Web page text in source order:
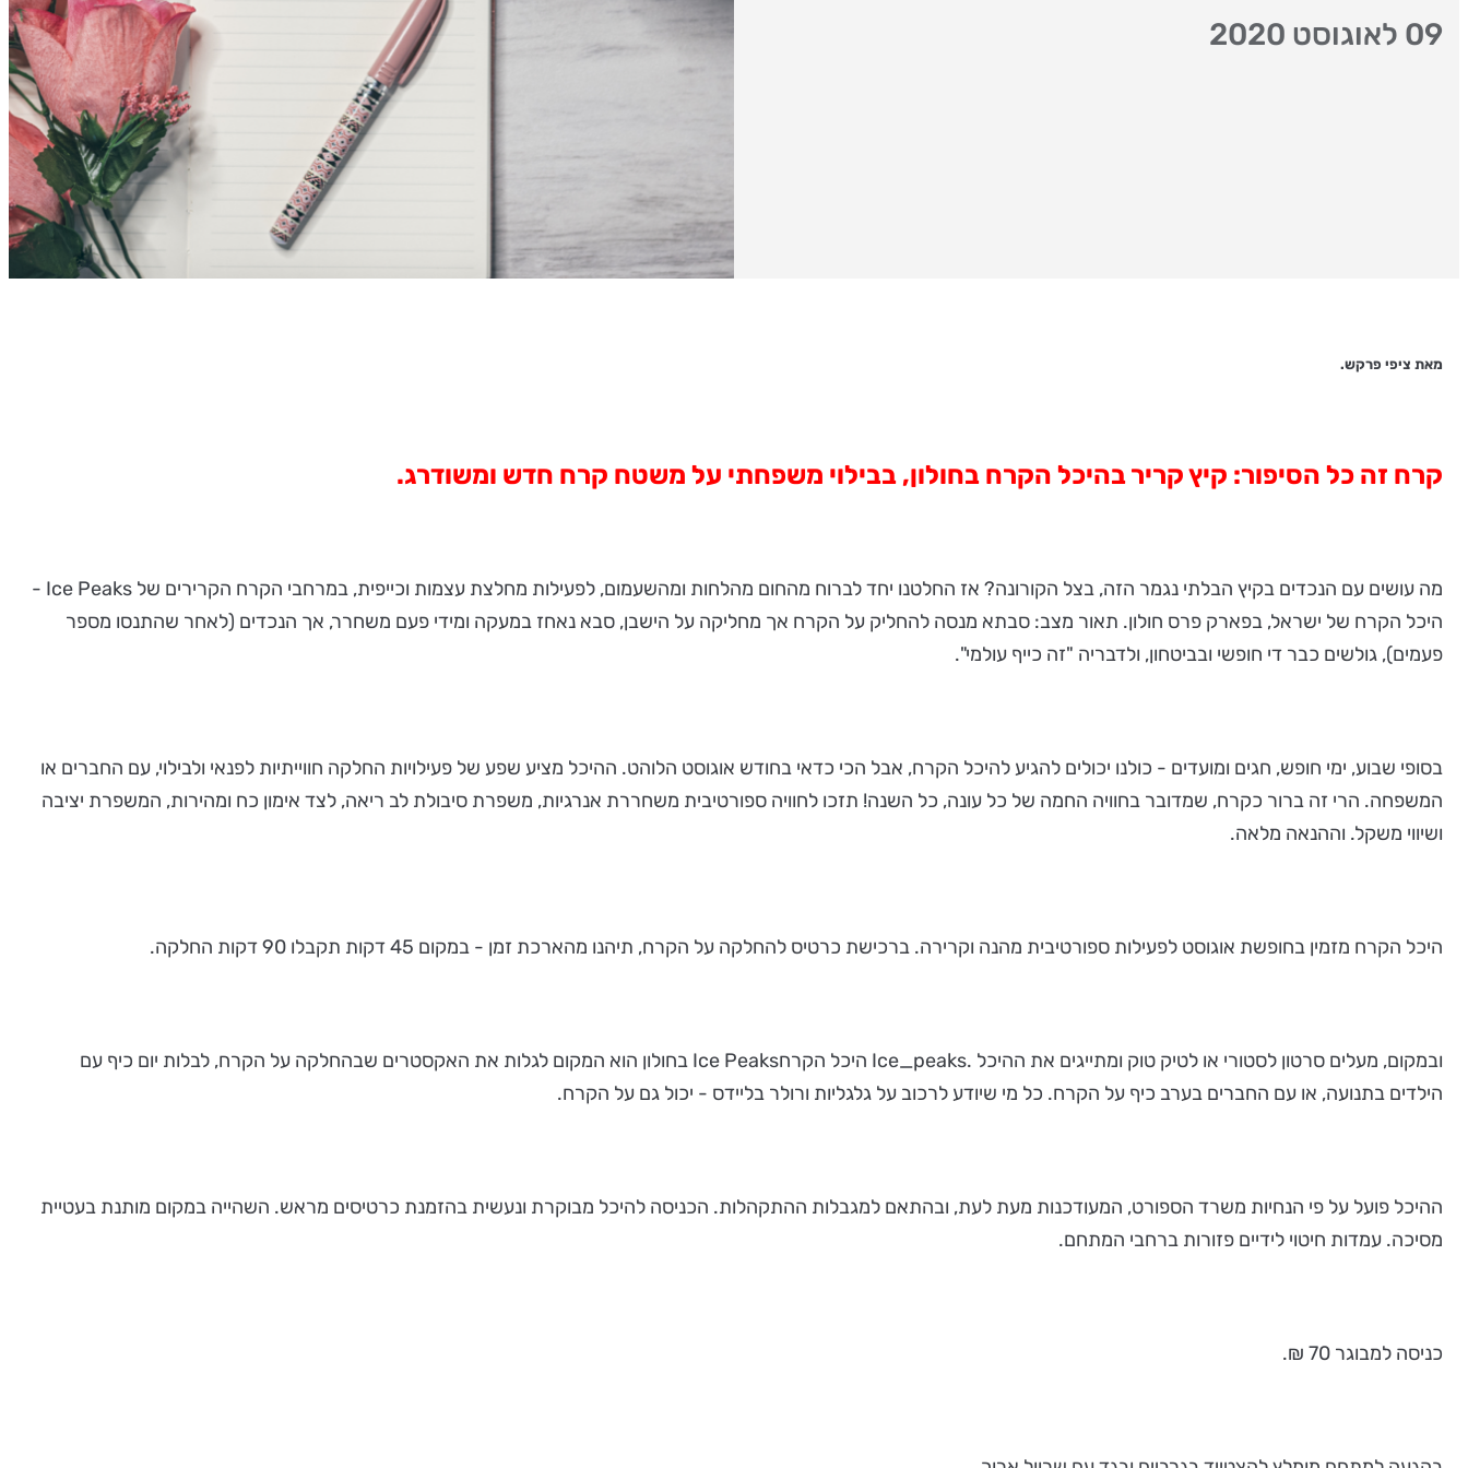
09 לאוגוסט 2020
מאת ציפי פרקש.
קרח זה כל הסיפור: קיץ קריר בהיכל הקרח בחולון, בבילוי משפחתי על משטח קרח חדש ומשודרג.
מה עושים עם הנכדים בקיץ הבלתי נגמר הזה, בצל הקורונה? אז החלטנו יחד לברוח מהחום מהלחות ומהשעמום, לפעילות מחלצת עצמות וכייפית, במרחבי הקרח הקרירים של Ice Peaks -
היכל הקרח של ישראל, בפארק פרס חולון. תאור מצב: סבתא מנסה להחליק על הקרח אך מחליקה על הישבן, סבא נאחז במעקה ומידי פעם משחרר, אך הנכדים (לאחר שהתנסו מספר
פעמים), גולשים כבר די חופשי ובביטחון, ולדבריה "זה כייף עולמי".
בסופי שבוע, ימי חופש, חגים ומועדים - כולנו יכולים להגיע להיכל הקרח, אבל הכי כדאי בחודש אוגוסט הלוהט. ההיכל מציע שפע של פעילויות החלקה חווייתיות לפנאי ולבילוי, עם החברים או
המשפחה. הרי זה ברור כקרח, שמדובר בחוויה החמה של כל עונה, כל השנה! תזכו לחוויה ספורטיבית משחררת אנרגיות, משפרת סיבולת לב ריאה, לצד אימון כח ומהירות, המשפרת יציבה
ושיווי משקל. וההנאה מלאה.
היכל הקרח מזמין בחופשת אוגוסט לפעילות ספורטיבית מהנה וקרירה. ברכישת כרטיס להחלקה על הקרח, תיהנו מהארכת זמן - במקום 45 דקות תקבלו 90 דקות החלקה.
ובמקום, מעלים סרטון לסטורי או לטיק טוק ומתייגים את ההיכל .Ice_peaks היכל הקרחIce Peaks בחולון הוא המקום לגלות את האקסטרים שבהחלקה על הקרח, לבלות יום כיף עם
הילדים בתנועה, או עם החברים בערב כיף על הקרח. כל מי שיודע לרכוב על גלגליות ורולר בליידס - יכול גם על הקרח.
ההיכל פועל על פי הנחיות משרד הספורט, המעודכנות מעת לעת, ובהתאם למגבלות ההתקהלות. הכניסה להיכל מבוקרת ונעשית בהזמנת כרטיסים מראש. השהייה במקום מותנת בעטיית
מסיכה. עמדות חיטוי לידיים פזורות ברחבי המתחם.
כניסה למבוגר 70 ₪.